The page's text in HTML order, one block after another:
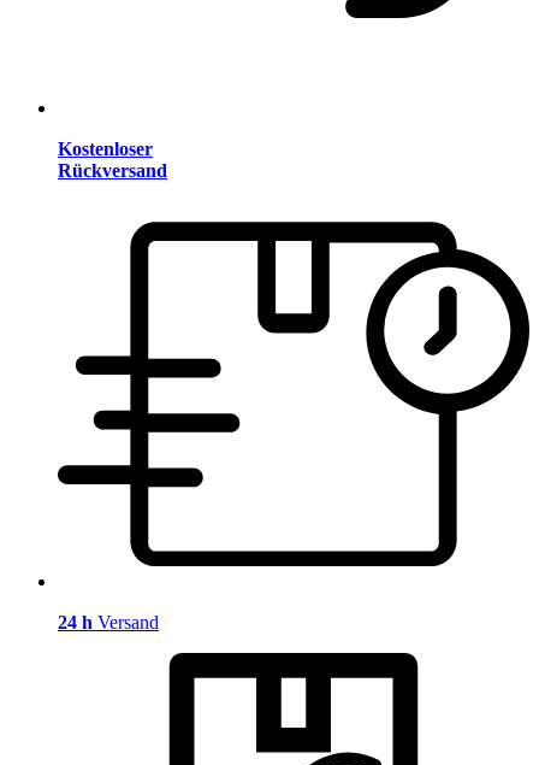
Kostenloser
Rückversand
24 h Versand